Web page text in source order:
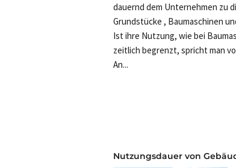
dauernd dem Unternehmen zu
Grundstücke , Baumaschinen
Ist ihre Nutzung, wie bei
zeitlich begrenzt, spricht man
An...
Nutzungsdauer von